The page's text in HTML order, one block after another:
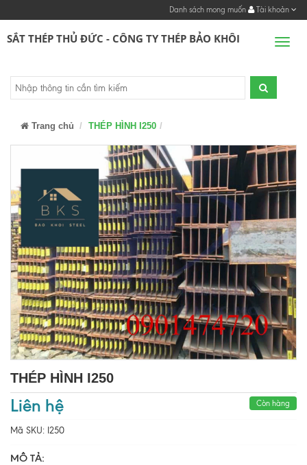
Danh sách mong muốn Tài khoản
SẮT THÉP THỦ ĐỨC - CÔNG TY THÉP BẢO KHÔI
Trang chủ THÉP HÌNH I250
THÉP HÌNH I250
Liên hệ Còn hàng
Mã SKU: I250
MÔ TẢ: